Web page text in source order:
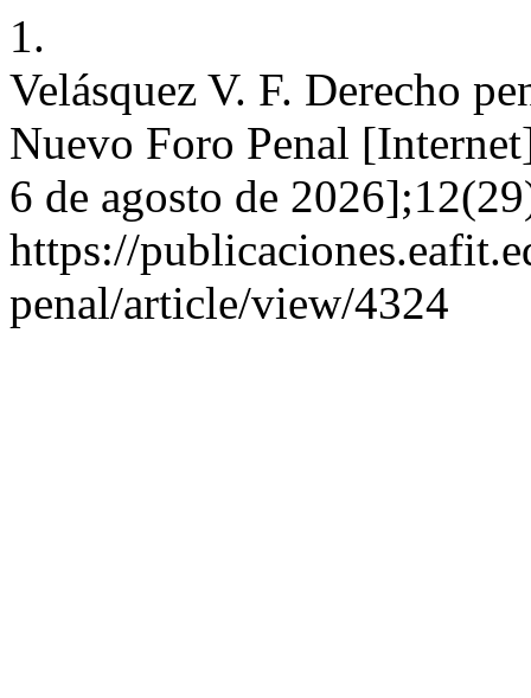
1.
Velásquez V. F. Derecho
Nuevo Foro Penal
6 de agosto de
https://
penal/article/view/4324